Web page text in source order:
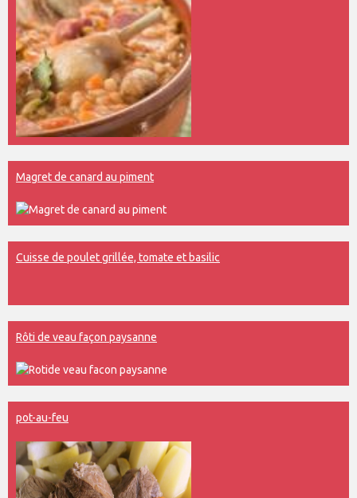
Magret de canard au piment
Cuisse de poulet grillée, tomate et basilic
Rôti de veau façon paysanne
pot-au-feu